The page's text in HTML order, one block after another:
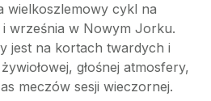
wielkoszlemowy cykl na
i września w Nowym Jorku.
jest na kortach twardych i
głośnej atmosfery,
meczów sesji wieczornej.